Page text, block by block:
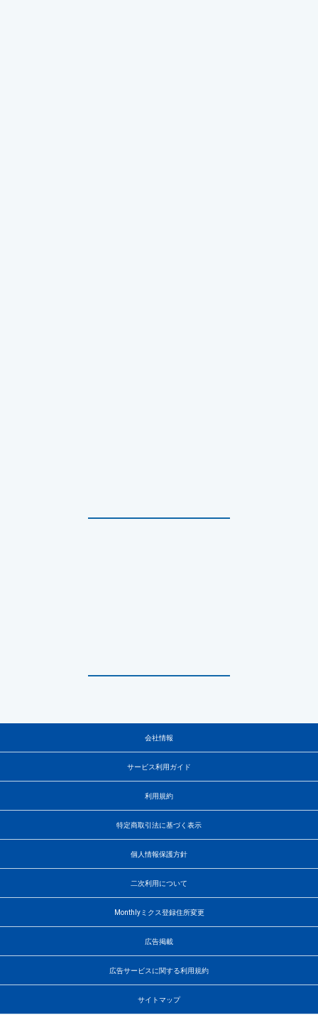
会社情報
サービス利用ガイド
利用規約
特定商取引法に基づく表示
個人情報保護方針
二次利用について
Monthlyミクス登録住所変更
広告掲載
広告サービスに関する利用規約
サイトマップ